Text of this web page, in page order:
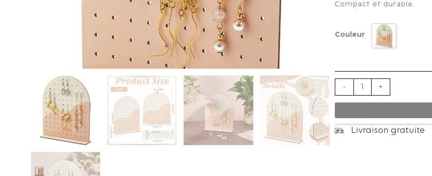
Compact et durable.
Couleur
-
de
d'Oreilles
Bois
106
-
Design
+
Livraison gratuite